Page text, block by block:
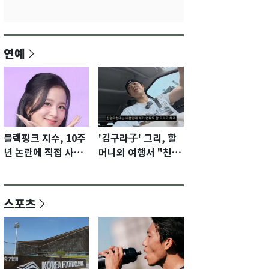
연예
블랙핑크 지수, 10주
년 논란에 직접 사과
안"
'김구라子' 그리, 할
머니외 여행서 "친모
유튜브서 언급
스포츠